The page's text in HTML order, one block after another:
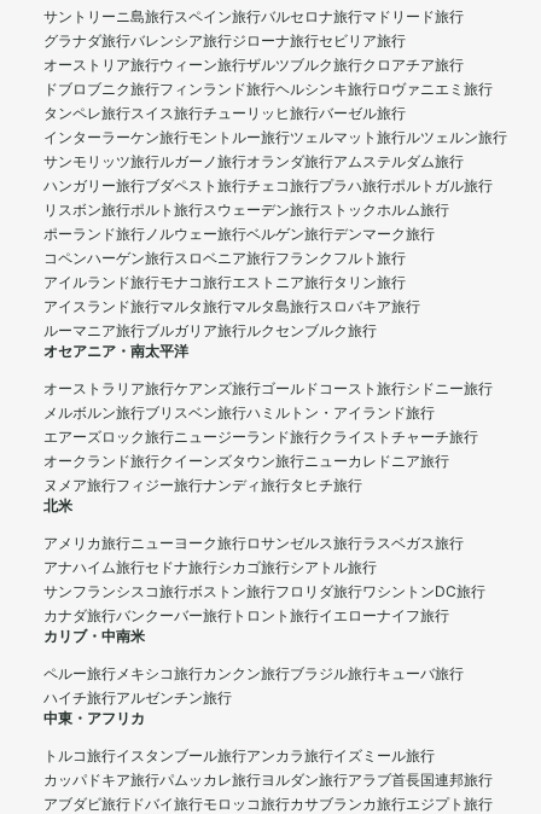
サントリーニ島旅行スペイン旅行バルセロナ旅行マドリード旅行
グラナダ旅行バレンシア旅行ジローナ旅行セビリア旅行
オーストリア旅行ウィーン旅行ザルツブルク旅行クロアチア旅行
ドブロブニク旅行フィンランド旅行ヘルシンキ旅行ロヴァニエミ旅行
タンペレ旅行スイス旅行チューリッヒ旅行バーゼル旅行
インターラーケン旅行モントルー旅行ツェルマット旅行ルツェルン旅行
サンモリッツ旅行ルガーノ旅行オランダ旅行アムステルダム旅行
ハンガリー旅行ブダペスト旅行チェコ旅行プラハ旅行ポルトガル旅行
リスボン旅行ポルト旅行スウェーデン旅行ストックホルム旅行
ポーランド旅行ノルウェー旅行ベルゲン旅行デンマーク旅行
コペンハーゲン旅行スロベニア旅行フランクフルト旅行
アイルランド旅行モナコ旅行エストニア旅行タリン旅行
アイスランド旅行マルタ旅行マルタ島旅行スロバキア旅行
ルーマニア旅行ブルガリア旅行ルクセンブルク旅行
オセアニア・南太平洋
オーストラリア旅行ケアンズ旅行ゴールドコースト旅行シドニー旅行
メルボルン旅行ブリスベン旅行ハミルトン・アイランド旅行
エアーズロック旅行ニュージーランド旅行クライストチャーチ旅行
オークランド旅行クイーンズタウン旅行ニューカレドニア旅行
ヌメア旅行フィジー旅行ナンディ旅行タヒチ旅行
北米
アメリカ旅行ニューヨーク旅行ロサンゼルス旅行ラスベガス旅行
アナハイム旅行セドナ旅行シカゴ旅行シアトル旅行
サンフランシスコ旅行ボストン旅行フロリダ旅行ワシントンDC旅行
カナダ旅行バンクーバー旅行 トロント旅行イエローナイフ旅行
カリブ・中南米
ペルー旅行メキシコ旅行カンクン旅行ブラジル旅行キューバ旅行
ハイチ旅行アルゼンチン旅行
中東・アフリカ
トルコ旅行イスタンブール旅行アンカラ旅行イズミール旅行
カッパドキア旅行パムッカレ旅行ヨルダン旅行アラブ首長国連邦旅行
アブダビ旅行 ドバイ旅行モロッコ旅行カサブランカ旅行エジプト旅行